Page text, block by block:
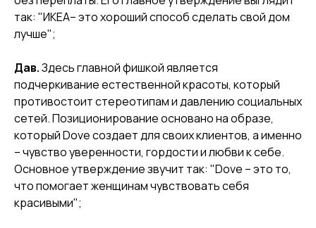
так: "ИКЕА– это хороший способ сделать свой дом
лучше";
Дав.Здесь главной фишкой является
подчеркивание естественной красоты, который
противостоит стереотипам и давлению социальных
сетей. Позиционирование основано на образе,
который Dove создает для своих клиентов, а именно
– чувство уверенности, гордости и любви к себе.
Основное утверждение звучит так: "Dove – это то,
что помогает женщинам чувствовать себя
красивыми";